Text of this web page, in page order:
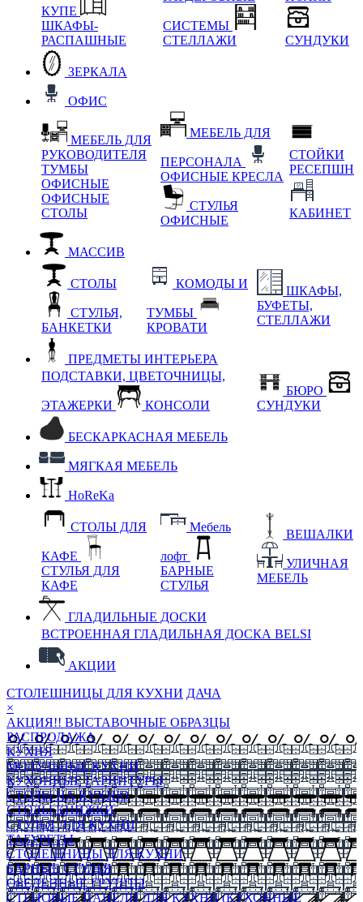
КУПЕ
ШКАФЫ-
РАСПАШНЫЕ
СИСТЕМЫ
СТЕЛЛАЖИ
СУНДУКИ
ЗЕРКАЛА
ОФИС
МЕБЕЛЬ ДЛЯ
РУКОВОДИТЕЛЯ
ТУМБЫ
ОФИСНЫЕ
ОФИСНЫЕ
СТОЛЫ
МЕБЕЛЬ ДЛЯ
ПЕРСОНАЛА
ОФИСНЫЕ КРЕСЛА
СТУЛЬЯ
ОФИСНЫЕ
СТОЙКИ
РЕСЕПШН
КАБИНЕТ
МАССИВ
СТОЛЫ
СТУЛЬЯ,
БАНКЕТКИ
КОМОДЫ И
ТУМБЫ
КРОВАТИ
ШКАФЫ,
БУФЕТЫ,
СТЕЛЛАЖИ
ПРЕДМЕТЫ ИНТЕРЬЕРА
ПОДСТАВКИ, ЦВЕТОЧНИЦЫ,
ЭТАЖЕРКИ КОНСОЛИ
БЮРО
СУНДУКИ
БЕСКАРКАСНАЯ МЕБЕЛЬ
МЯГКАЯ МЕБЕЛЬ
HoReKa
СТОЛЫ ДЛЯ
КАФЕ
СТУЛЬЯ ДЛЯ
КАФЕ
Мебель
лофт
БАРНЫЕ
СТУЛЬЯ
ВЕШАЛКИ
УЛИЧНАЯ
МЕБЕЛЬ
ГЛАДИЛЬНЫЕ ДОСКИ
ВСТРОЕННАЯ ГЛАДИЛЬНАЯ ДОСКА BELSI
АКЦИИ
СТОЛЕШНИЦЫ ДЛЯ КУХНИ ДАЧА
×
АКЦИЯ!! ВЫСТАВОЧНЫЕ ОБРАЗЦЫ
РАСПРОДАЖА
КУХНЯ
МОДУЛЬНЫЕ КУХНИ
КУХОННЫЕ ГАРНИТУРЫ
СТОЛЫ НА КУХНЮ
СТОЛЫ КНИЖКИ
СТУЛЬЯ ДЛЯ КУХНИ
ТАБУРЕТЫ
СТОЛЕШНИЦЫ ДЛЯ КУХНИ
БАРНЫЕ СТУЛЬЯ
ОБЕДЕННЫЕ ГРУППЫ
СТЕНОВЫЕ ПАНЕЛИ ДЛЯ КУХНИ (КУХОННЫЕ